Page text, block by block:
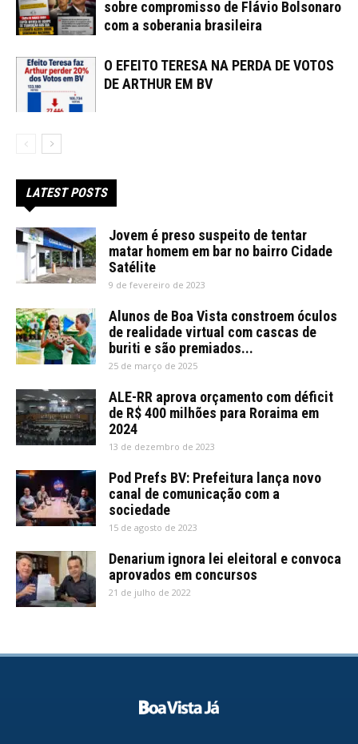
sobre compromisso de Flávio Bolsonaro
com a soberania brasileira
O EFEITO TERESA NA PERDA DE VOTOS
DE ARTHUR EM BV
LATEST POSTS
Jovem é preso suspeito de tentar
matar homem em bar no bairro Cidade
Satélite
9 de fevereiro de 2023
Alunos de Boa Vista constroem óculos
de realidade virtual com cascas de
buriti e são premiados...
25 de março de 2025
ALE-RR aprova orçamento com déficit
de R$ 400 milhões para Roraima em
2024
13 de dezembro de 2023
Pod Prefs BV: Prefeitura lança novo
canal de comunicação com a
sociedade
15 de agosto de 2023
Denarium ignora lei eleitoral e convoca
aprovados em concursos
21 de julho de 2022